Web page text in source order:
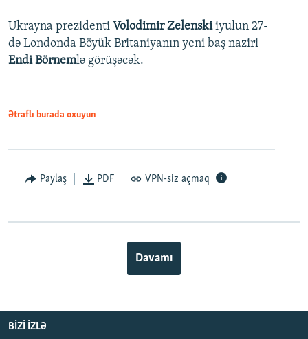
Ukrayna prezidenti Volodimir Zelenskiiyulun 27-
də Londonda Böyük Britaniyanın yeni baş naziri
Endi Börnemlə görüşəcək.
Ətraflı burada oxuyun
Paylaş PDF VPN-siz açmaq
Davamı
BIZI IZLƏ